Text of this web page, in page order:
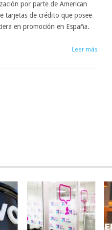
por parte de American
tarjetas de crédito que posee
en promoción en España.
Leer más